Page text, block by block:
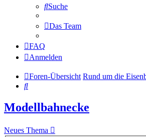
Suche
Das Team
FAQ
Anmelden
Foren-Übersicht Rund um die
Suche
Modellbahnecke
Neues Thema